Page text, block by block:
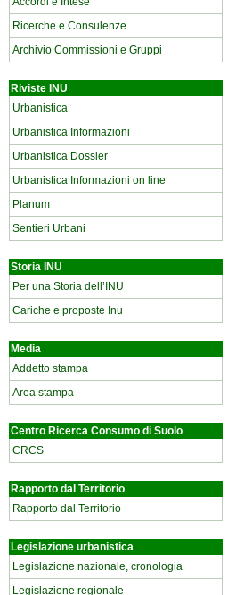
Ricerche e Consulenze
Archivio Commissioni e Gruppi
Riviste INU
Urbanistica
Urbanistica Informazioni
Urbanistica Dossier
Urbanistica Informazioni on line
Planum
Sentieri Urbani
Storia INU
Per una Storia dell’INU
Cariche e proposte Inu
Media
Addetto stampa
Area stampa
Centro Ricerca Consumo di Suolo
CRCS
Rapporto dal Territorio
Rapporto dal Territorio
Legislazione urbanistica
Legislazione nazionale, cronologia
Legislazione regionale